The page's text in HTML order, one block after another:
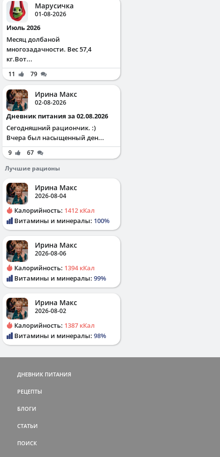
Марусичка
01-08-2026
Июль 2026
Месяц долбаной
многозадачности. Вес 57,4
кг.Вот...
11 79
Ирина Макс
02-08-2026
Дневник питания за 02.08.2026
Сегодняшний рациончик. :)
Вчера был насыщенный ден...
9
67
Лучшие рационы
Ирина Макс
2026-08-04
Калорийность: 1412 кКал
Витамины и минералы: 100%
Ирина Макс
2026-08-06
Калорийность: 1394 кКал
Витамины и минералы: 99%
Ирина Макс
2026-08-02
Калорийность: 1387 кКал
Витамины и минералы: 98%
ДНЕВНИК ПИТАНИЯ
РЕЦЕПТЫ
БЛОГИ
СТАТЬИ
ПОИСК